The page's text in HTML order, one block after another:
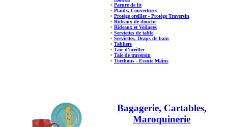
• Parure de lit
• Plaids, Couvertures
• Protège oreiller - Protège Traversin
• Rideaux de douche
• Rideaux et Voilages
• Serviettes de table
• Serviettes, Draps de bain
• Tabliers
• Taie d'oreiller
• Taie de traversin
• Torchons - Essuie Mains
Bagagerie, Cartables,
Maroquinerie